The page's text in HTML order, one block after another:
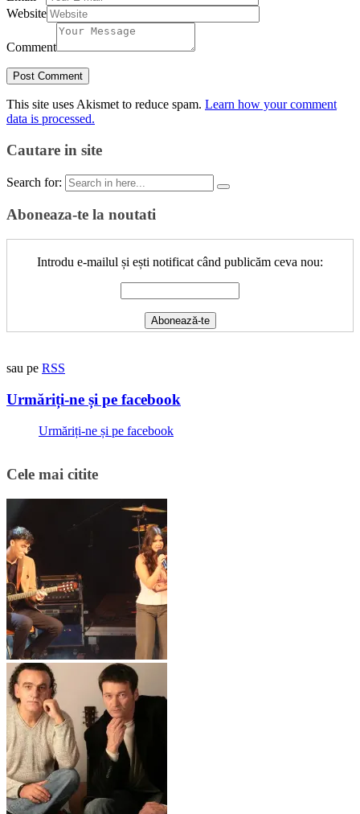
Website
Comment
This site uses Akismet to reduce spam. Learn how your comment
data is processed.
Cautare in site
Search for:
Aboneaza-te la noutati
Introdu e-mailul și ești notificat când publicăm ceva nou:
sau pe RSS
Urmăriți-ne și pe facebook
Urmăriți-ne și pe facebook
Cele mai citite